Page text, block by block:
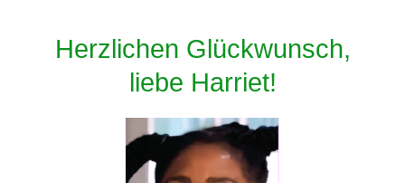
Herzlichen Glückwunsch,
liebe Harriet!